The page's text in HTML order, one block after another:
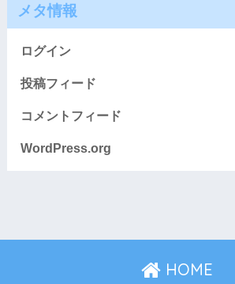
メタ情報
ログイン
投稿フィード
コメントフィード
WordPress.org
HOME